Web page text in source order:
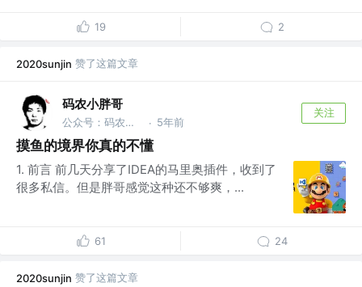
19 2
2020sunjin 赞了这篇文章
码农小胖哥
公众号：码农小胖哥 @felord.cn · 5年前
关注
摸鱼的境界你真的不懂
1. 前言 前几天分享了IDEA的马里奥插件，收到了
很多私信。但是胖哥感觉这种还不够爽，...
61 24
2020sunjin 赞了这篇文章